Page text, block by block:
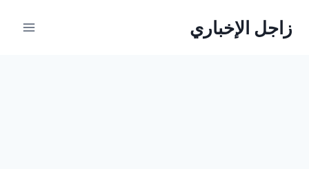
زاجل الإخباري